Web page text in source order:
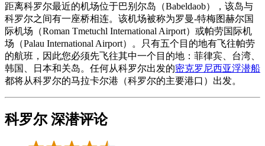
距离科罗尔最近的机场位于巴别尔岛（Babeldaob），该岛与
科罗尔之间有一座桥相连。该机场被称为罗曼-特梅图赫尔国
际机场（Roman Tmetuchl International Airport）或帕劳国际机
场（Palau International Airport）。只有五个目的地有飞往帕劳
的航班，因此您必须先飞往其中一个目的地：菲律宾、台湾、
韩国、日本和关岛。任何从科罗尔出发的密克罗尼西亚浮潜船
都将从科罗尔的马拉卡尔港（科罗尔的主要港口）出发。
科罗尔 深潜评论